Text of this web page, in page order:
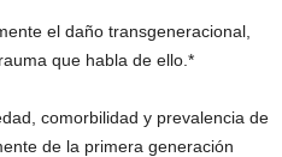
el daño transgeneracional,
que habla de ello.*
comorbilidad y prevalencia de
de la primera generación